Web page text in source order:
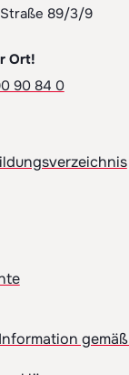
89/3/9
Ort!
90 84 0
gemäß